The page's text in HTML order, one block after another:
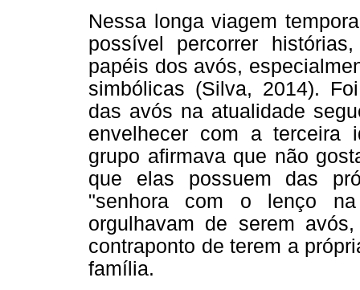
Nessa longa viagem
possível percorrer
papéis dos avós,
simbólicas (Silva, 2014).
das avós na atualidade
envelhecer com a terceira
grupo afirmava que não
que elas possuem das
"senhora com o lenço
orgulhavam de serem
contraponto de terem a
família.